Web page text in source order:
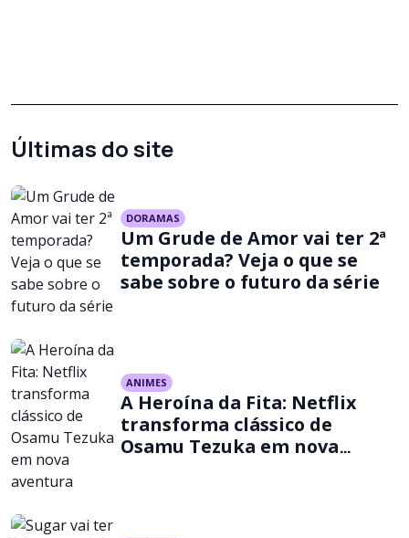
Últimas do site
DORAMAS
Um Grude de Amor vai ter 2ª
temporada? Veja o que se
sabe sobre o futuro da série
ANIMES
A Heroína da Fita: Netflix
transforma clássico de
Osamu Tezuka em nova